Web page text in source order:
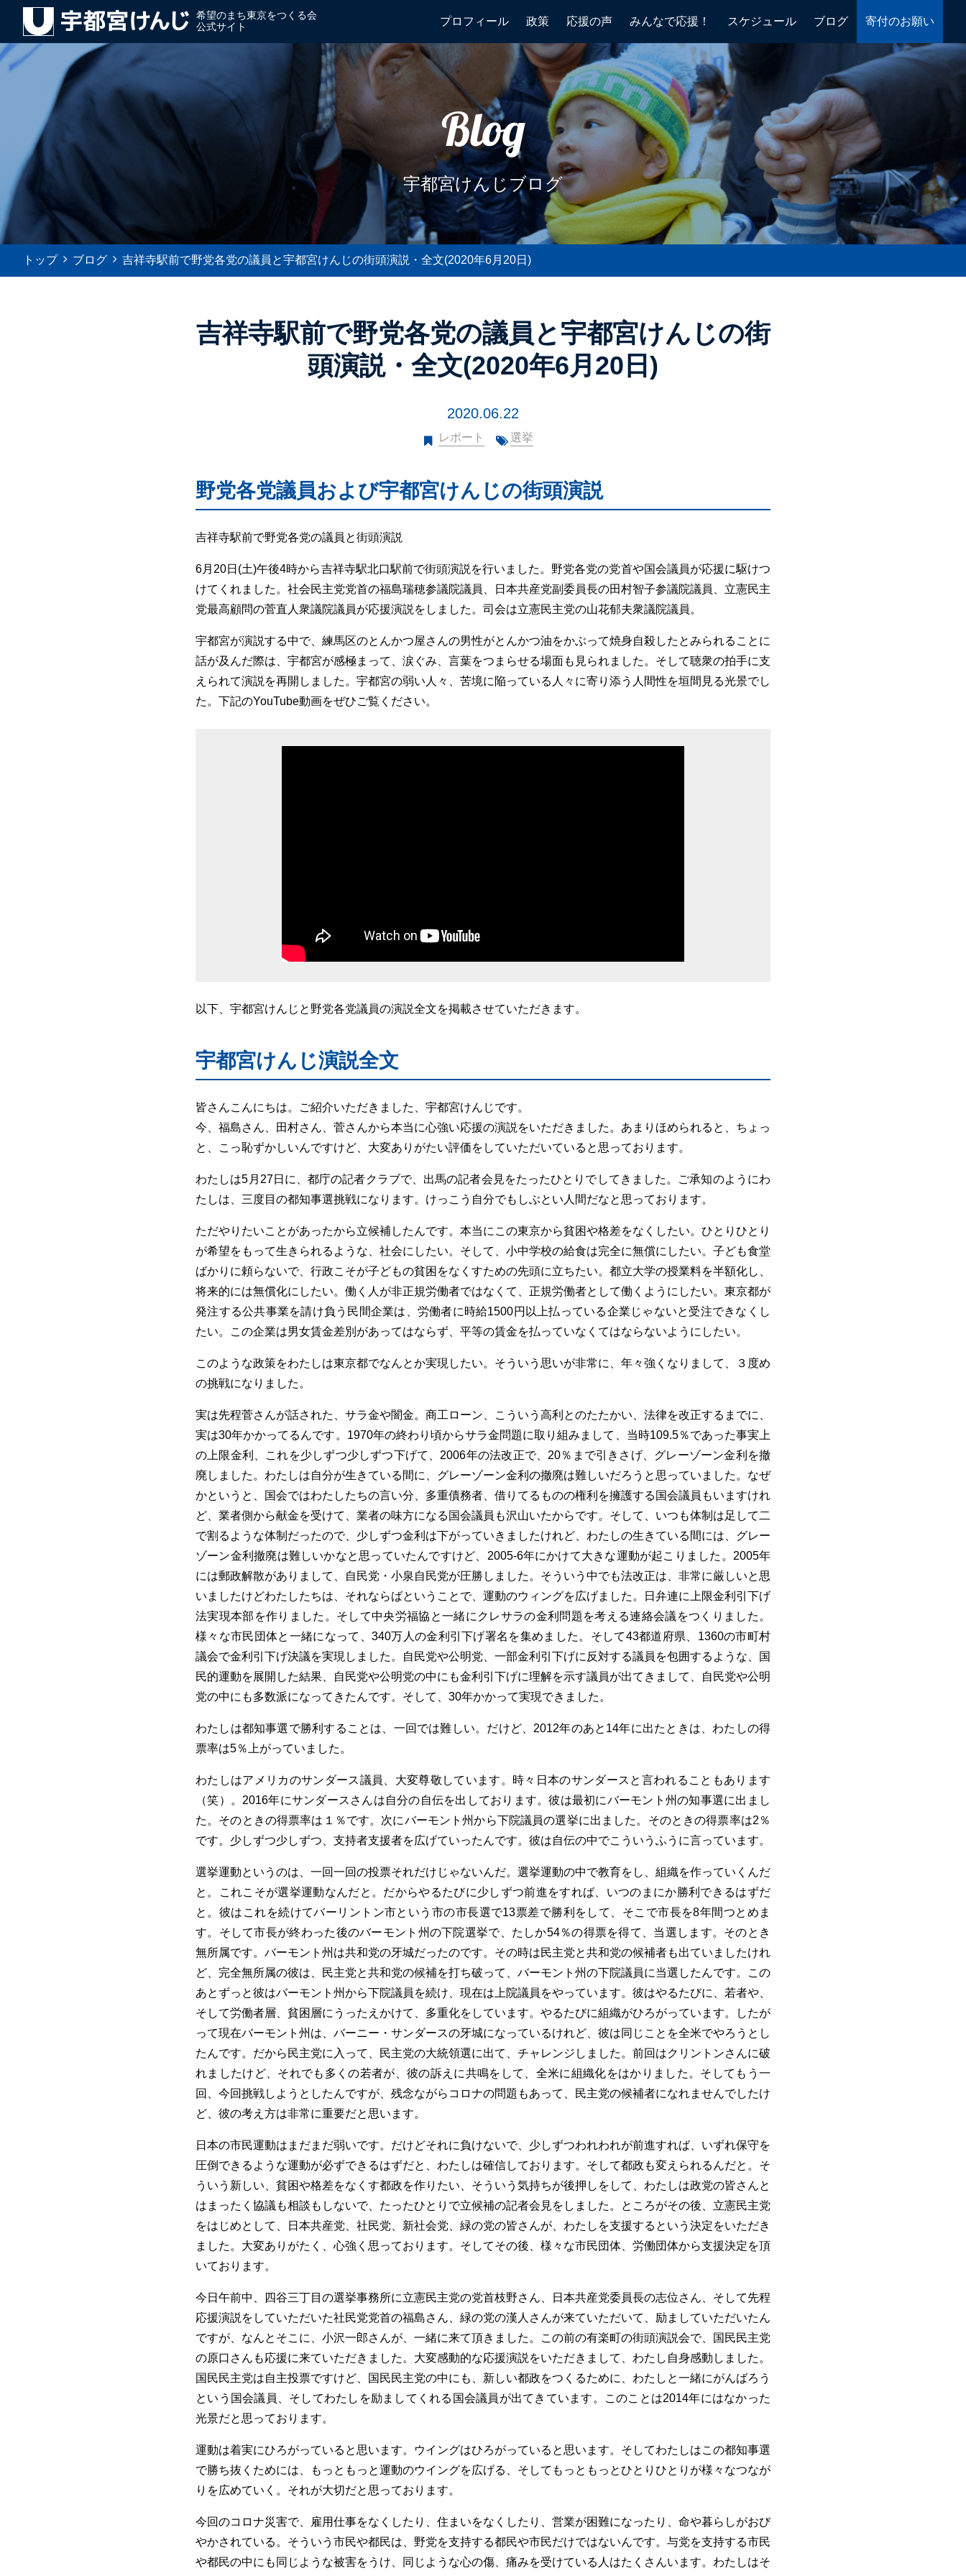
希望のまち東京をつくる会
公式サイト
プロフィール 政策 応援の声 みんなで応援！ スケジュール ブログ 寄付のお願い
Blog
宇都宮けんじブログ
トップ ブログ 吉祥寺駅前で野党各党の議員と宇都宮けんじの街頭演説・全文(2020年6月20日)
吉祥寺駅前で野党各党の議員と宇都宮けんじの街
頭演説・全文(2020年6月20日)
2020.06.22
レポート 選挙
野党各党議員および宇都宮けんじの街頭演説
吉祥寺駅前で野党各党の議員と街頭演説
6月20日(土)午後4時から吉祥寺駅北口駅前で街頭演説を行いました。野党各党の党首や国会議員が応援に駆けつ
けてくれました。社会民主党党首の福島瑞穂参議院議員、日本共産党副委員長の田村智子参議院議員、立憲民主
党最高顧問の菅直人衆議院議員が応援演説をしました。司会は立憲民主党の山花郁夫衆議院議員。
宇都宮が演説する中で、練馬区のとんかつ屋さんの男性がとんかつ油をかぶって焼身自殺したとみられることに
話が及んだ際は、宇都宮が感極まって、涙ぐみ、言葉をつまらせる場面も見られました。そして聴衆の拍手に支
えられて演説を再開しました。宇都宮の弱い人々、苦境に陥っている人々に寄り添う人間性を垣間見る光景でし
た。下記のYouTube動画をぜひご覧ください。
以下、宇都宮けんじと野党各党議員の演説全文を掲載させていただきます。
宇都宮けんじ演説全文
皆さんこんにちは。ご紹介いただきました、宇都宮けんじです。
今、福島さん、田村さん、菅さんから本当に心強い応援の演説をいただきました。あまりほめられると、ちょっ
と、こっ恥ずかしいんですけど、大変ありがたい評価をしていただいていると思っております。
わたしは5月27日に、都庁の記者クラブで、出馬の記者会見をたったひとりでしてきました。ご承知のようにわ
たしは、三度目の都知事選挑戦になります。けっこう自分でもしぶとい人間だなと思っております。
ただやりたいことがあったから立候補したんです。本当にこの東京から貧困や格差をなくしたい。ひとりひとり
が希望をもって生きられるような、社会にしたい。そして、小中学校の給食は完全に無償にしたい。子ども食堂
ばかりに頼らないで、行政こそが子どもの貧困をなくすための先頭に立ちたい。都立大学の授業料を半額化し、
将来的には無償化にしたい。働く人が非正規労働者ではなくて、正規労働者として働くようにしたい。東京都が
発注する公共事業を請け負う民間企業は、労働者に時給1500円以上払っている企業じゃないと受注できなくし
たい。この企業は男女賃金差別があってはならず、平等の賃金を払っていなくてはならないようにしたい。
このような政策をわたしは東京都でなんとか実現したい。そういう思いが非常に、年々強くなりまして、３度め
の挑戦になりました。
実は先程菅さんが話された、サラ金や闇金。商工ローン、こういう高利とのたたかい、法律を改正するまでに、
実は30年かかってるんです。1970年の終わり頃からサラ金問題に取り組みまして、当時109.5％であった事実上
の上限金利、これを少しずつ少しずつ下げて、2006年の法改正で、20％まで引きさげ、グレーゾーン金利を撤
廃しました。わたしは自分が生きている間に、グレーゾーン金利の撤廃は難しいだろうと思っていました。なぜ
かというと、国会ではわたしたちの言い分、多重債務者、借りてるものの権利を擁護する国会議員もいますけれ
ど、業者側から献金を受けて、業者の味方になる国会議員も沢山いたからです。そして、いつも体制は足して二
で割るような体制だったので、少しずつ金利は下がっていきましたけれど、わたしの生きている間には、グレー
ゾーン金利撤廃は難しいかなと思っていたんですけど、2005-6年にかけて大きな運動が起こりました。2005年
には郵政解散がありまして、自民党・小泉自民党が圧勝しました。そういう中でも法改正は、非常に厳しいと思
いましたけどわたしたちは、それならばということで、運動のウィングを広げました。日弁連に上限金利引下げ
法実現本部を作りました。そして中央労福協と一緒にクレサラの金利問題を考える連絡会議をつくりました。
様々な市民団体と一緒になって、340万人の金利引下げ署名を集めました。そして43都道府県、1360の市町村
議会で金利引下げ決議を実現しました。自民党や公明党、一部金利引下げに反対する議員を包囲するような、国
民的運動を展開した結果、自民党や公明党の中にも金利引下げに理解を示す議員が出てきまして、自民党や公明
党の中にも多数派になってきたんです。そして、30年かかって実現できました。
わたしは都知事選で勝利することは、一回では難しい。だけど、2012年のあと14年に出たときは、わたしの得
票率は5％上がっていました。
わたしはアメリカのサンダース議員、大変尊敬しています。時々日本のサンダースと言われることもあります
（笑）。2016年にサンダースさんは自分の自伝を出しております。彼は最初にバーモント州の知事選に出まし
た。そのときの得票率は１％です。次にバーモント州から下院議員の選挙に出ました。そのときの得票率は2％
です。少しずつ少しずつ、支持者支援者を広げていったんです。彼は自伝の中でこういうふうに言っています。
選挙運動というのは、一回一回の投票それだけじゃないんだ。選挙運動の中で教育をし、組織を作っていくんだ
と。これこそが選挙運動なんだと。だからやるたびに少しずつ前進をすれば、いつのまにか勝利できるはずだ
と。彼はこれを続けてバーリントン市という市の市長選で13票差で勝利をして、そこで市長を8年間つとめま
す。そして市長が終わった後のバーモント州の下院選挙で、たしか54％の得票を得て、当選します。そのとき
無所属です。バーモント州は共和党の牙城だったのです。その時は民主党と共和党の候補者も出ていましたけれ
ど、完全無所属の彼は、民主党と共和党の候補を打ち破って、バーモント州の下院議員に当選したんです。この
あとずっと彼はバーモント州から下院議員を続け、現在は上院議員をやっています。彼はやるたびに、若者や、
そして労働者層、貧困層にうったえかけて、多重化をしています。やるたびに組織がひろがっています。したが
って現在バーモント州は、バーニー・サンダースの牙城になっているけれど、彼は同じことを全米でやろうとし
たんです。だから民主党に入って、民主党の大統領選に出て、チャレンジしました。前回はクリントンさんに破
れましたけど、それでも多くの若者が、彼の訴えに共鳴をして、全米に組織化をはかりました。そしてもう一
回、今回挑戦しようとしたんですが、残念ながらコロナの問題もあって、民主党の候補者になれませんでしたけ
ど、彼の考え方は非常に重要だと思います。
日本の市民運動はまだまだ弱いです。だけどそれに負けないで、少しずつわれわれが前進すれば、いずれ保守を
圧倒できるような運動が必ずできるはずだと、わたしは確信しております。そして都政も変えられるんだと。そ
ういう新しい、貧困や格差をなくす都政を作りたい、そういう気持ちが後押しをして、わたしは政党の皆さんと
はまったく協議も相談もしないで、たったひとりで立候補の記者会見をしました。ところがその後、立憲民主党
をはじめとして、日本共産党、社民党、新社会党、緑の党の皆さんが、わたしを支援するという決定をいただき
ました。大変ありがたく、心強く思っております。そしてその後、様々な市民団体、労働団体から支援決定を頂
いております。
今日午前中、四谷三丁目の選挙事務所に立憲民主党の党首枝野さん、日本共産党委員長の志位さん、そして先程
応援演説をしていただいた社民党党首の福島さん、緑の党の漢人さんが来ていただいて、励ましていただいたん
ですが、なんとそこに、小沢一郎さんが、一緒に来て頂きました。この前の有楽町の街頭演説会で、国民民主党
の原口さんも応援に来ていただきました。大変感動的な応援演説をいただきまして、わたし自身感動しました。
国民民主党は自主投票ですけど、国民民主党の中にも、新しい都政をつくるために、わたしと一緒にがんばろう
という国会議員、そしてわたしを励ましてくれる国会議員が出てきています。このことは2014年にはなかった
光景だと思っております。
運動は着実にひろがっていると思います。ウイングはひろがっていると思います。そしてわたしはこの都知事選
で勝ち抜くためには、もっともっと運動のウイングを広げる、そしてもっともっとひとりひとりが様々なつなが
りを広めていく。それが大切だと思っております。
今回のコロナ災害で、雇用仕事をなくしたり、住まいをなくしたり、営業が困難になったり、命や暮らしがおび
やかされている。そういう市民や都民は、野党を支持する都民や市民だけではないんです。与党を支持する市民
や都民の中にも同じような被害をうけ、同じような心の傷、痛みを受けている人はたくさんいます。わたしはそ